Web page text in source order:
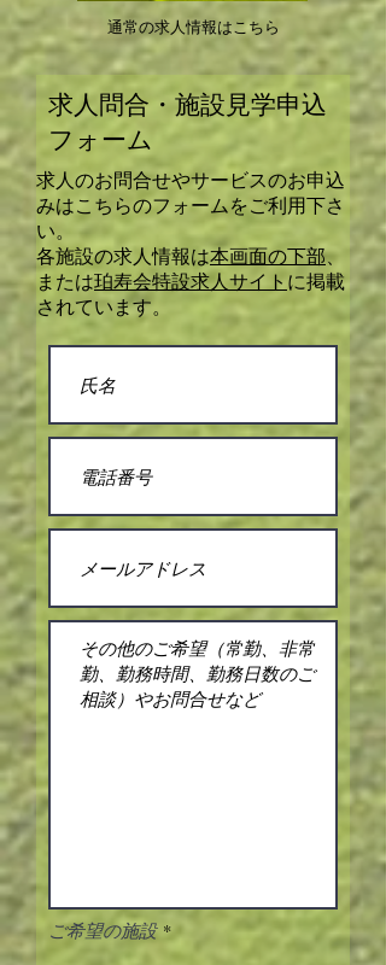
通常の求人情報はこちら
求人問合・施設見学申込
フォーム
求人のお問合せやサービスのお申込
みはこちらのフォームをご利用下さ
い。
​各施設の求人情報は本画面の下部、
または珀寿会特設求人サイトに掲載
されています。
ご希望の施設 *